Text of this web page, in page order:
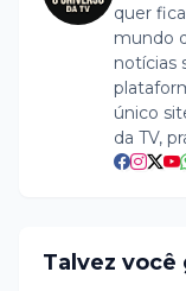
quer
mundo
notícias
único
da TV,
Talvez você